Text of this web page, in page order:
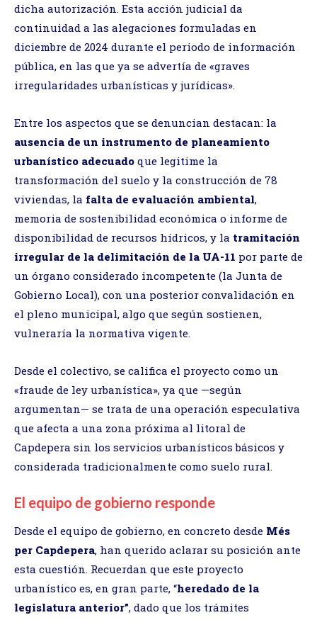
dicha autorización. Esta acción judicial da
continuidad a las alegaciones formuladas en
diciembre de 2024 durante el periodo de información
pública, en las que ya se advertía de «graves
irregularidades urbanísticas y jurídicas».
Entre los aspectos que se denuncian destacan: la
ausencia de un instrumento de planeamiento
urbanístico adecuado que legitime la
transformación del suelo y la construcción de 78
viviendas, la falta de evaluación ambiental,
memoria de sostenibilidad económica o informe de
disponibilidad de recursos hídricos, y la tramitación
irregular de la delimitación de la UA-11 por parte de
un órgano considerado incompetente (la Junta de
Gobierno Local), con una posterior convalidación en
el pleno municipal, algo que según sostienen,
vulneraría la normativa vigente.
Desde el colectivo, se califica el proyecto como un
«fraude de ley urbanística», ya que —según
argumentan— se trata de una operación especulativa
que afecta a una zona próxima al litoral de
Capdepera sin los servicios urbanísticos básicos y
considerada tradicionalmente como suelo rural.
El equipo de gobierno responde
Desde el equipo de gobierno, en concreto desde Més
per Capdepera, han querido aclarar su posición ante
esta cuestión. Recuerdan que este proyecto
urbanístico es, en gran parte, “heredado de la
legislatura anterior”, dado que los trámites